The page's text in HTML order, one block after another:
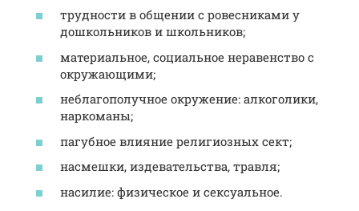
трудности в общении с ровесниками у
дошкольников и школьников;
материальное, социальное неравенство с
окружающими;
неблагополучное окружение: алкоголики,
наркоманы;
пагубное влияние религиозных сект;
насмешки, издевательства, травля;
насилие: физическое и сексуальное.